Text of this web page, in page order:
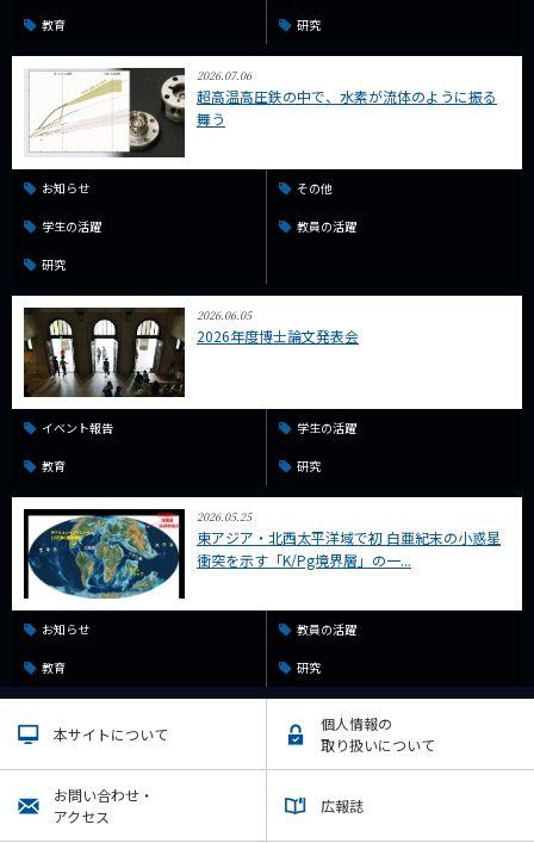
教育 研究
2026.07.06
超高温高圧鉄の中で、水素が流体のように振る
舞う
お知らせ その他
学生の活躍 教員の活躍
研究
2026.06.05
2026年度博士論文発表会
イベント報告 学生の活躍
教育 研究
2026.05.25
東アジア・北西太平洋域で初 白亜紀末の小惑星
衝突を示す「K/Pg境界層」の一...
お知らせ 教員の活躍
教育 研究
本サイトについて
個人情報の
取り扱いについて
お問い合わせ・
アクセス
広報誌